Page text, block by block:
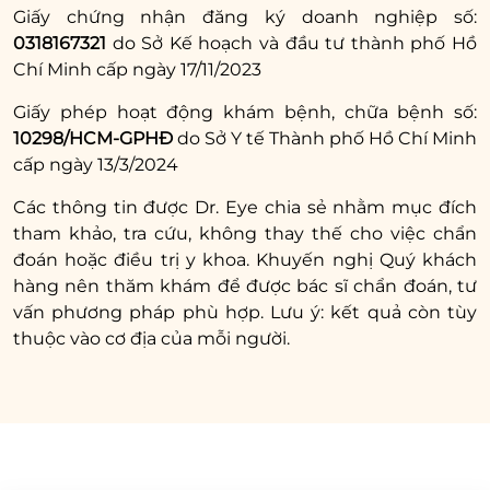
chân mày và để yên trong khoảng 30 phút rồi
rửa sạch lại.
Khi sử dụng hỗn hợp cồn và muối, bạn
sẽ cảm thấy hơi đau rát nhẹ do đặc tính của
nguyên liệu. Đây là dấu hiệu bình thường nên
bạn không cần phải lo lắng.
Xem thêm:
Chia sẻ cách trị thâm
mắt bằng muối đơn
giản ngay tại nhà
Giấy chứng nhận đăng ký doanh nghiệp số:
0318167321 do Sở Kế hoạch và đầu tư thành phố Hồ
Chí Minh cấp ngày 17/11/2023
Giấy phép hoạt động khám bệnh, chữa bệnh số:
10298/HCM-GPHĐ do Sở Y tế Thành phố Hồ Chí Minh
cấp ngày 13/3/2024
Các thông tin được Dr. Eye chia sẻ nhằm mục đích
tham khảo, tra cứu, không thay thế cho việc chẩn
đoán hoặc điều trị y khoa. Khuyến nghị Quý khách
hàng nên thăm khám để được bác sĩ chẩn đoán, tư
vấn phương pháp phù hợp. Lưu ý: kết quả còn tùy
thuộc vào cơ địa của mỗi người.